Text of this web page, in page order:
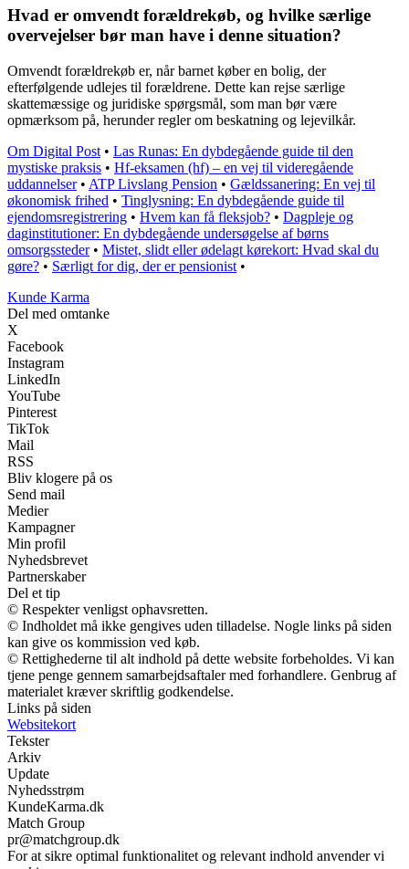
Hvad er omvendt forældrekøb, og hvilke særlige
overvejelser bør man have i denne situation?
Omvendt forældrekøb er, når barnet køber en bolig, der
efterfølgende udlejes til forældrene. Dette kan rejse særlige
skattemæssige og juridiske spørgsmål, som man bør være
opmærksom på, herunder regler om beskatning og lejevilkår.
Om Digital Post • Las Runas: En dybdegående guide til den
mystiske praksis • Hf-eksamen (hf) – en vej til videregående
uddannelser• ATP Livslang Pension • Gældssanering: En vej til
økonomisk frihed • Tinglysning: En dybdegående guide til
ejendomsregistrering • Hvem kan få fleksjob? • Dagpleje og
daginstitutioner: En dybdegående undersøgelse af børns
omsorgssteder• Mistet, slidt eller ødelagt kørekort: Hvad skal du
gøre? • Særligt for dig, der er pensionist •
Kunde Karma
Del med omtanke
X
Facebook
Instagram
LinkedIn
YouTube
Pinterest
TikTok
Mail
RSS
Bliv klogere på os
Send mail
Medier
Kampagner
Min profil
Nyhedsbrevet
Partnerskaber
Del et tip
© Respekter venligst ophavsretten.
© Indholdet må ikke gengives uden tilladelse. Nogle links på siden
kan give os kommission ved køb.
© Rettighederne til alt indhold på dette website forbeholdes. Vi kan
tjene penge gennem samarbejdsaftaler med forhandlere. Genbrug af
materialet kræver skriftlig godkendelse.
Links på siden
Websitekort
Tekster
Arkiv
Update
Nyhedsstrøm
KundeKarma.dk
Match Group
pr@matchgroup.dk
For at sikre optimal funktionalitet og relevant indhold anvender vi